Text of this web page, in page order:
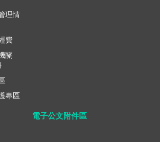
理情
費
關
專區
電子公文附件區